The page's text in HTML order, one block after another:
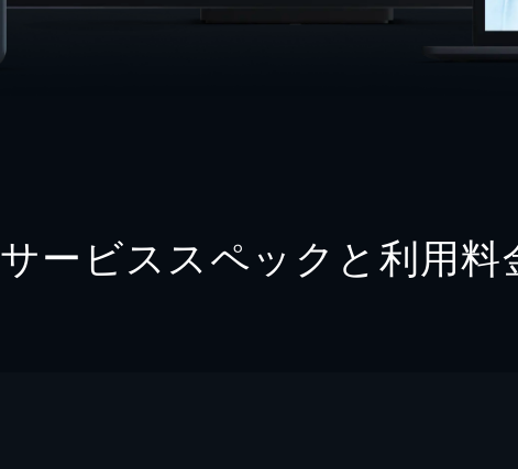
サービススペックと利用料